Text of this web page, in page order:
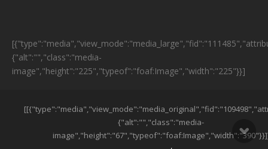
{"alt":"","class":"media-
image","height":"225","typeof":"foaf:Image","width":"225"}}]
ESPA BANNER
{"alt":"","class":"media-